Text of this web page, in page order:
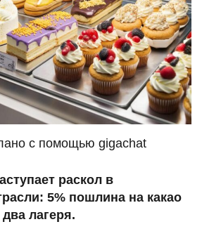
с помощью gigachat
раскол в
5% пошлина на какао
лагеря.